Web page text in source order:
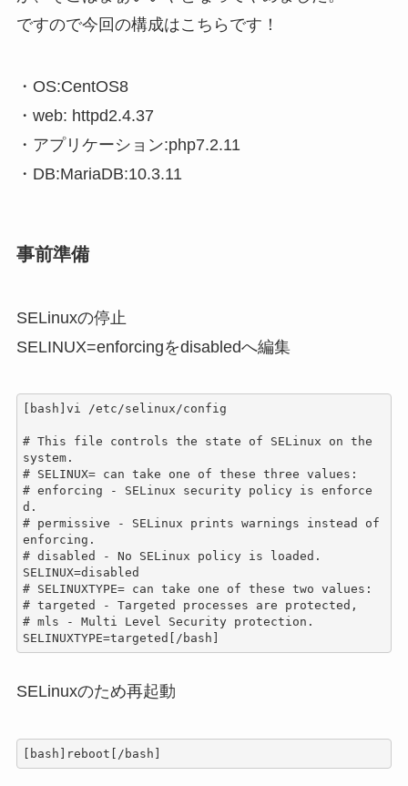
ですので今回の構成はこちらです！
・OS:CentOS8
・web: httpd2.4.37
・アプリケーション:php7.2.11
・DB:MariaDB:10.3.11
事前準備
SELinuxの停止
SELINUX=enforcingをdisabledへ編集
[bash]vi /etc/selinux/config
# This file controls the state of SELinux on the
system.
# SELINUX= can take one of these three values:
# enforcing - SELinux security policy is enforce
d.
# permissive - SELinux prints warnings instead of
enforcing.
# disabled - No SELinux policy is loaded.
SELINUX=disabled
# SELINUXTYPE= can take one of these two values:
# targeted - Targeted processes are protected,
# mls - Multi Level Security protection.
SELINUXTYPE=targeted[/bash]
SELinuxのため再起動
[bash]reboot[/bash]